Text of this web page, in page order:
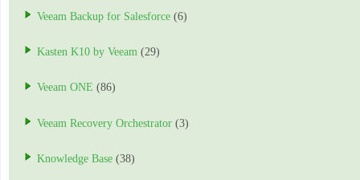
Veeam Backup for Salesforce (6)
Kasten K10 by Veeam (29)
Veeam ONE (86)
Veeam Recovery Orchestrator (3)
Knowledge Base (38)